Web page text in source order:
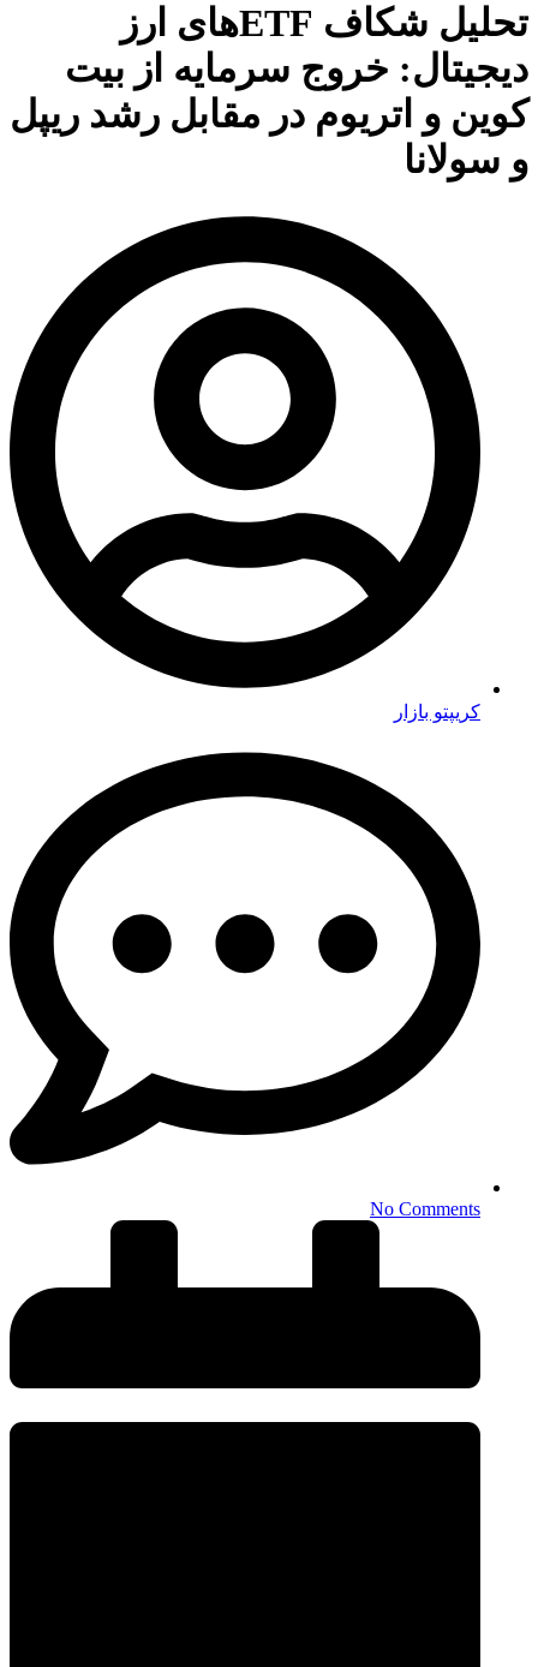
تحلیل شکاف ETFهای ارز
دیجیتال: خروج سرمایه از بیت
کوین و اتریوم در مقابل رشد ریپل
و سولانا
کریپتو بازار
No Comments